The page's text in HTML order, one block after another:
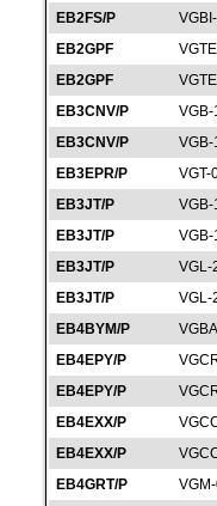
EB2FS/P
EB2GPF
EB2GPF
EB3CNV/P
EB3CNV/P
EB3EPR/P
VGT-
EB3JT/P
VGB-
EB3JT/P
EB3JT/P
VGL-
EB3JT/P
VGL-
EB4BYM/P
EB4EPY/P
EB4EPY/P
EB4EXX/P
EB4EXX/P
EB4GRT/P